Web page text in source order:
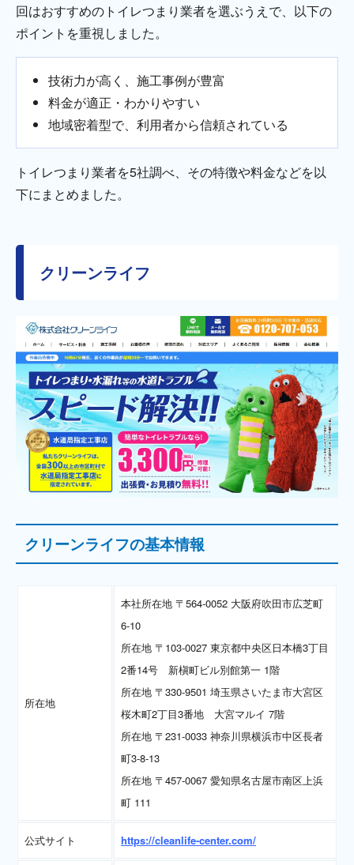
回はおすすめのトイレつまり業者を選ぶうえで、以下の
ポイントを重視しました。
技術力が高く、施工事例が豊富
料金が適正・わかりやすい
地域密着型で、利用者から信頼されている
トイレつまり業者を5社調べ、その特徴や料金などを以
下にまとめました。
クリーンライフ
クリーンライフの基本情報
所在地
本社所在地 〒564-0052 大阪府吹田市広芝町
6-10
所在地 〒103-0027 東京都中央区日本橋3丁目
2番14号 新槇町ビル別館第一 1階
所在地 〒330-9501 埼玉県さいたま市大宮区
桜木町2丁目3番地 大宮マルイ 7階
所在地 〒231-0033 神奈川県横浜市中区長者
町3-8-13
所在地 〒457-0067 愛知県名古屋市南区上浜
町 111
公式サイト https://cleanlife-center.com/